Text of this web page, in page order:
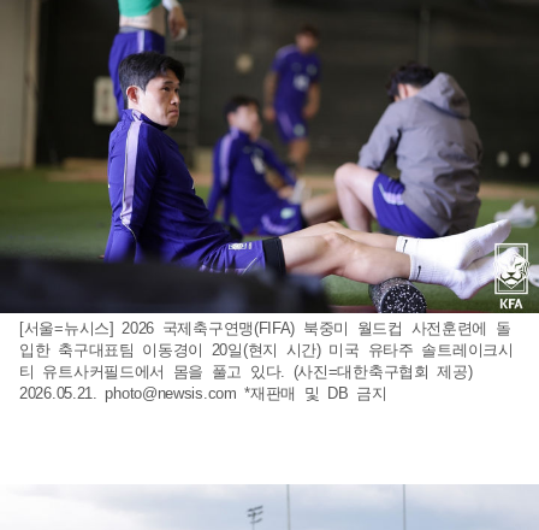
[서울=뉴시스] 2026 국제축구연맹(FIFA) 북중미 월드컵 사전훈련에 돌
입한 축구대표팀 이동경이 20일(현지 시간) 미국 유타주 솔트레이크시
티 유트사커필드에서 몸을 풀고 있다. (사진=대한축구협회 제공)
2026.05.21.photo@newsis.com *재판매 및 DB 금지